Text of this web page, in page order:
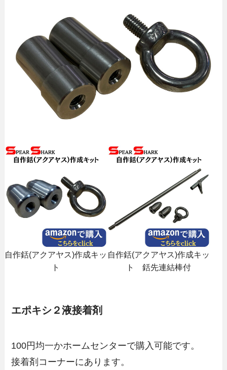
自作銛(アクアヤス)作成キッ
ト
自作銛(アクアヤス)作成キッ
ト 銛先連結棒付
エポキシ２液接着剤
100円均一かホームセンターで購入可能です。
接着剤コーナーにあります。